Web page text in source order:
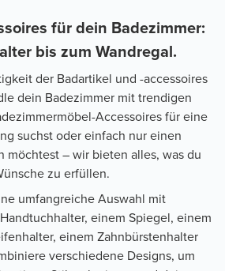
für dein Badezimmer:
bis zum Wandregal.
der Badartikel und -accessoires
dein Badezimmer mit trendigen
Accessoires für eine
suchst oder einfach nur einen
möchtest – wir bieten alles, was du
zu erfüllen.
umfangreiche Auswahl mit
einem Spiegel, einem
einem Zahnbürstenhalter
verschiedene Designs, um